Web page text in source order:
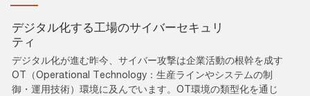
デジタル化する工場のサイバーセキュリ
ティ
デジタル化が進む昨今、サイバー攻撃は企業活動の根幹を成す
OT（Operational Technology：生産ラインやシステムの制
御・運用技術）環境に及んでいます。OT環境の類型化を通じ